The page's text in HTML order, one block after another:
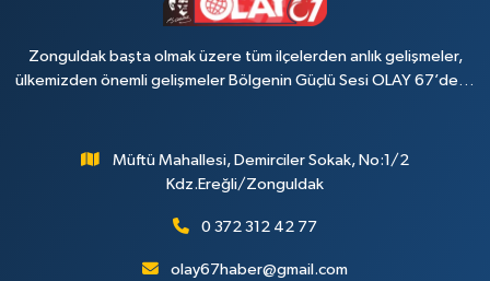
Zonguldak başta olmak üzere tüm ilçelerden anlık gelişmeler,
ülkemizden önemli gelişmeler Bölgenin Güçlü Sesi OLAY 67’de…
Müftü Mahallesi, Demirciler Sokak, No:1/2
Kdz.Ereğli/Zonguldak
0 372 312 42 77
olay67haber@gmail.com